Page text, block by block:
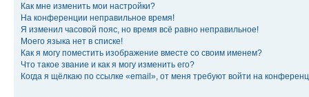
Как мне изменить мои настройки?
На конференции неправильное время!
Я изменил часовой пояс, но время всё равно неправильное!
Моего языка нет в списке!
Как я могу поместить изображение вместе со своим именем?
Что такое звание и как я могу изменить его?
Когда я щёлкаю по ссылке «email», от меня требуют войти на